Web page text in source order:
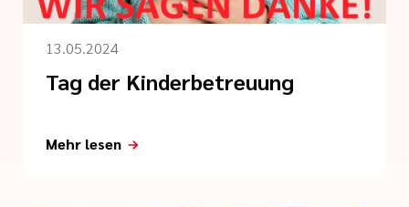
13.05.2024
Tag der Kinderbetreuung
Mehr lesen